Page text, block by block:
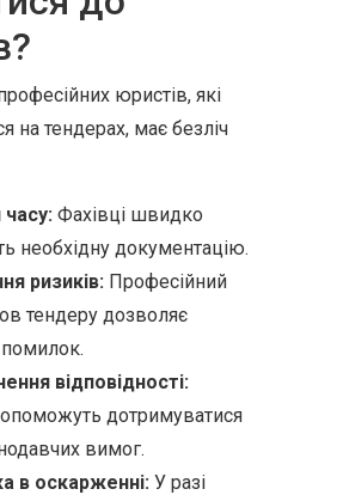
юристів, які
на тендерах, має безліч
часу: Фахівці швидко
необхідну документацію.
ризиків: Професійний
тендеру дозволяє
відповідності:
дотримуватися
вимог.
в оскарженні: У разі